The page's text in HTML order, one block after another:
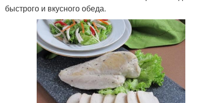
быстрого и вкусного обеда.